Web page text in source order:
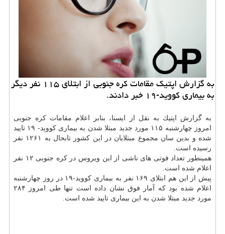
به گزارش اپتیك مقامات كره جنوبی از ابتلای ۱۱۵ نفر دیگر
به بیماری كووید-۱۹ خبر دادند.
به گزارش اپتیك به نقل از ایسنا، بنابر اعلام مقامات كره جنوبی
امروز چهارشنبه ۱۱۵ مورد جدید مبتلا شدن به بیماری كووید- ۱۹ تایید
شده و بدین سان مجموع مبتلایان در این كشور تابحال به ۱۲۶۱ نفر
رسیده است.
همینطور تعداد فوتی های ناشی از این ویروس در كره جنوبی ۱۲ نفر
اعلام شده است.
پیش از این هم ابتلای ۱۶۹ نفر به بیماری كووید-۱۹ در روز چهارشنبه
اعلام شده بود كه آمار فوق نشان داده است تنها طی امروز ۲۸۴
مورد جدید مبتلا شدن به این بیماری تایید شده است.